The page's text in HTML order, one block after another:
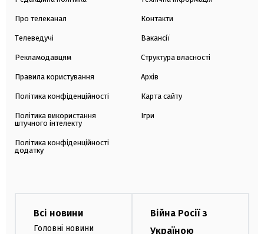
Про телеканал
Телеведучі
Рекламодавцям
Правила користування
Політика конфіденційності
Політика використання
штучного інтелекту
Політика конфіденційності
додатку
Контакти
Вакансії
Структура власності
Архів
Карта сайту
Ігри
Всі новини
Головні новини
Війна Росії з
Україною